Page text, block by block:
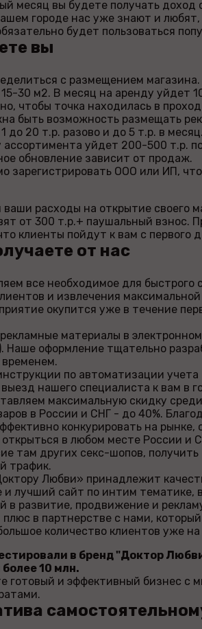
месяц вы будете получать доход
городе нас уже знают и
будет пользоваться
вы
с размещением
30 м2. В месяц на аренду уйдет
чтобы точка находилась в
быть возможность размещать
до 20 т.р. разово и до 5 т.р. в
ассортимента уйдет 200-500 т.р.
обновление зависит от продаж.
зарегистрировать ООО или ИП,
ваши расходы на открытие своего
от 300 т.р.+ паушальный взнос.
клиенты пойдут к вам с первого
от нас
все необходимое для быстрого
и извлечения
окупится уже в течение
материалы в
Наше оформление тщательно
временем.
по автоматизации учета
нашего специалиста к вам в
максимальную скидку
в России и СНГ - до 40%.
конкурировать на
открыться в любом месте России и
там других секс-шопов,
трафик.
Любви» принадлежит
и лучший сайт по интим тематике,
в развитие, продвижение и
плюс в партнерстве с нами,
количество клиентов уже
в бренд "Доктор
10 млн.
готовый и эффективный бизнес с